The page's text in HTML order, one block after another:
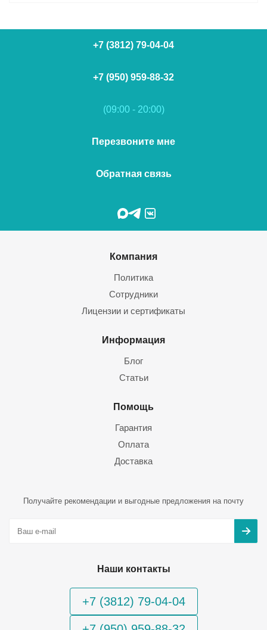
+7 (3812) 79-04-04
+7 (950) 959-88-32
(09:00 - 20:00)
Перезвоните мне
Обратная связь
Компания
Политика
Сотрудники
Лицензии и сертификаты
Информация
Блог
Статьи
Помощь
Гарантия
Оплата
Доставка
Получайте рекомендации и выгодные предложения на почту
Наши контакты
+7 (3812) 79-04-04